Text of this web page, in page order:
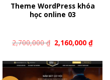
Theme WordPress khóa
học online 03
2,700,000₫ 2,160,000₫